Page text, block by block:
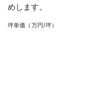
めします。
坪単価（万円/坪）